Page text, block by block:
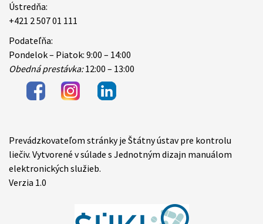
Ústredňa:
+421 2 507 01 111
Podateľňa:
Pondelok – Piatok: 9:00 – 14:00
Obedná prestávka:12:00 – 13:00
Items
Prevádzkovateľom stránky je Štátny ústav pre kontrolu
liečiv. Vytvorené v súlade s Jednotným dizajn manuálom
elektronických služieb.
Verzia 1.0